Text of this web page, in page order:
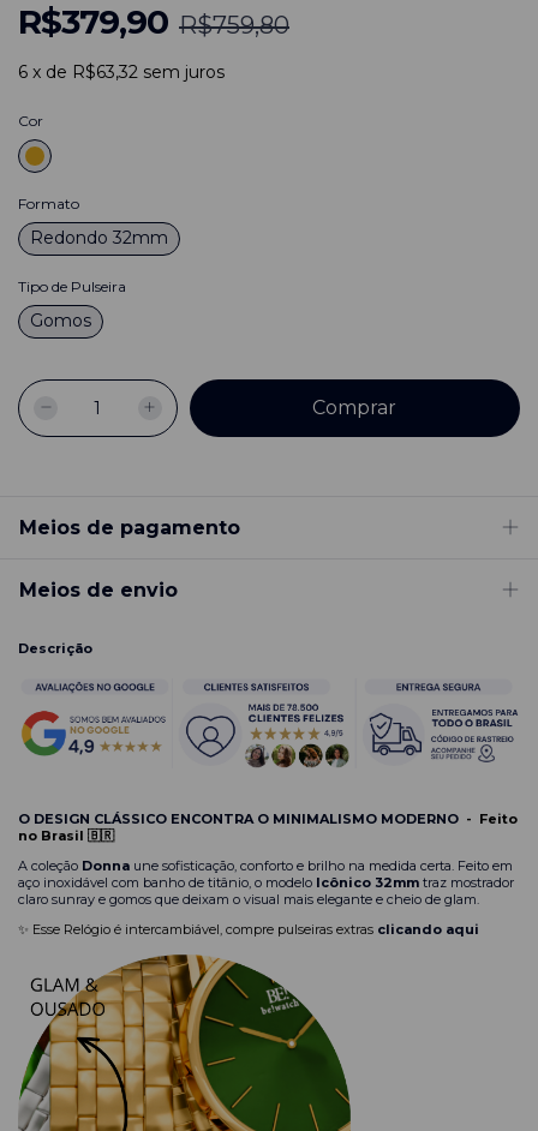
R$379,90 R$759,80
6 x de R$63,32 sem juros
Cor
Formato
Redondo 32mm
Tipo de Pulseira
Gomos
Meios de pagamento
Meios de envio
Descrição
O DESIGN CLÁSSICO ENCONTRA O MINIMALISMO MODERNO - Feito
no Brasil 🇧🇷
A coleção Donna une sofisticação, conforto e brilho na medida certa. Feito em
aço inoxidável com banho de titânio, o modelo Icônico 32mm traz mostrador
claro sunray e gomos que deixam o visual mais elegante e cheio de glam.
✨ Esse Relógio é intercambiável, compre pulseiras extras clicando aqui